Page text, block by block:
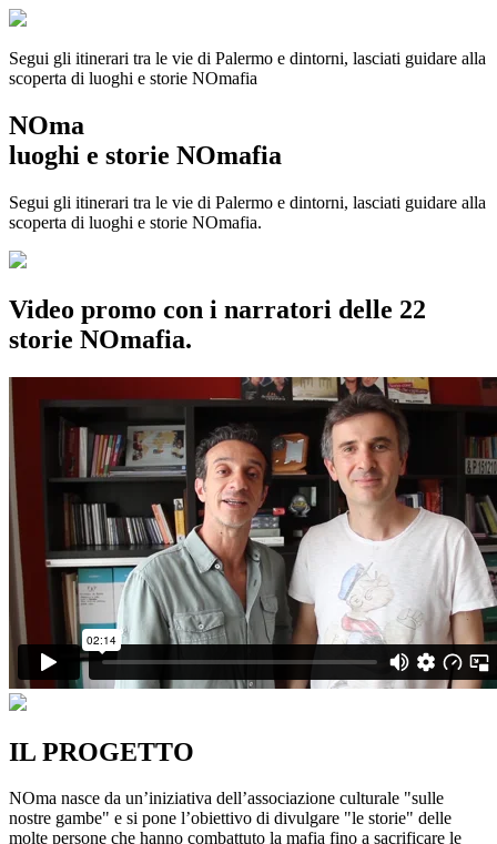
Segui gli itinerari tra le vie di Palermo e dintorni, lasciati guidare alla
scoperta di luoghi e storie NOmafia
NOma
luoghi e storie NOmafia
Segui gli itinerari tra le vie di Palermo e dintorni, lasciati guidare alla
scoperta di luoghi e storie NOmafia.
Video promo con i narratori delle 22
storie NOmafia.
IL PROGETTO
NOma nasce da un’iniziativa dell’associazione culturale "sulle
nostre gambe" e si pone l’obiettivo di divulgare "le storie" delle
molte persone che hanno combattuto la mafia fino a sacrificare le